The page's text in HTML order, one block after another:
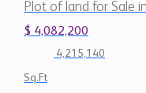
Plot of land for Sale
$ 4,082,200
4,215,140
Sq.Ft